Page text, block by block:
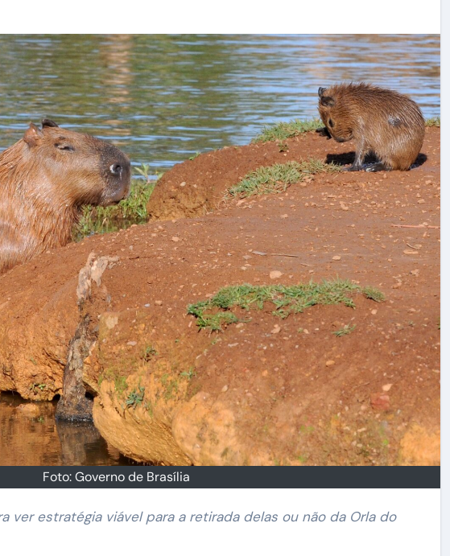
Foto: Governo de Brasília
ver estratégia viável para a retirada delas ou não da Orla do
SAC inicia uma nova era em Santo Amaro da
Imperatriz e anuncia a maior temporada da
sua história
17/07/2026